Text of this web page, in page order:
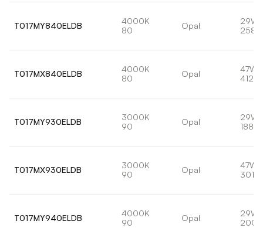
T017MY840ELDB
4000K
80
Opal
29W
T017MX840ELDB
4000K
80
Opal
47W
T017MY930ELDB
3000K
90
Opal
29W
T017MX930ELDB
3000K
90
Opal
47W
T017MY940ELDB
4000K
90
Opal
29W